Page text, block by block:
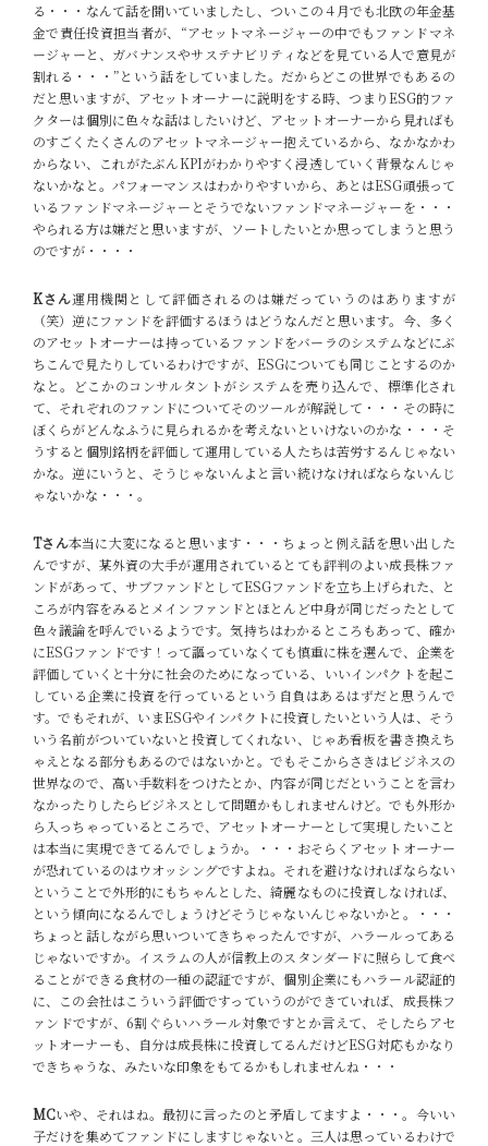
る・・・なんて話を聞いていましたし、ついこの４月でも北欧の年金基
金で責任投資担当者が、“アセットマネージャーの中でもファンドマネ
ージャーと、ガバナンスやサステナビリティなどを見ている人で意見が
割れる・・・”という話をしていました。だからどこの世界でもあるの
だと思いますが、アセットオーナーに説明をする時、つまりESG的ファ
クターは個別に色々な話はしたいけど、アセットオーナーから見ればも
のすごくたくさんのアセットマネージャー抱えているから、なかなかわ
からない、これがたぶんKPIがわかりやすく浸透していく背景なんじゃ
ないかなと。パフォーマンスはわかりやすいから、あとはESG頑張って
いるファンドマネージャーとそうでないファンドマネージャーを・・・
やられる方は嫌だと思いますが、ソートしたいとか思ってしまうと思う
のですが・・・・
Kさん運用機関として評価されるのは嫌だっていうのはありますが
（笑）逆にファンドを評価するほうはどうなんだと思います。今、多く
のアセットオーナーは持っているファンドをバーラのシステムなどにぶ
ちこんで見たりしているわけですが、ESGについても同じことするのか
なと。どこかのコンサルタントがシステムを売り込んで、標準化され
て、それぞれのファンドについてそのツールが解説して・・・その時に
ぼくらがどんなふうに見られるかを考えないといけないのかな・・・そ
うすると個別銘柄を評価して運用している人たちは苦労するんじゃない
かな。逆にいうと、そうじゃないんよと言い続けなければならないんじ
ゃないかな・・・。
Tさん本当に大変になると思います・・・ちょっと例え話を思い出した
んですが、某外資の大手が運用されているとても評判のよい成長株ファ
ンドがあって、サブファンドとしてESGファンドを立ち上げられた、と
ころが内容をみるとメインファンドとほとんど中身が同じだったとして
色々議論を呼んでいるようです。気持ちはわかるところもあって、確か
にESGファンドです！って謳っていなくても慎重に株を選んで、企業を
評価していくと十分に社会のためになっている、いいインパクトを起こ
している企業に投資を行っているという自負はあるはずだと思うんで
す。でもそれが、いまESGやインパクトに投資したいという人は、そう
いう名前がついていないと投資してくれない、じゃあ看板を書き換えち
ゃえとなる部分もあるのではないかと。でもそこからさきはビジネスの
世界なので、高い手数料をつけたとか、内容が同じだということを言わ
なかったりしたらビジネスとして問題かもしれませんけど。でも外形か
ら入っちゃっているところで、アセットオーナーとして実現したいこと
は本当に実現できてるんでしょうか。・・・おそらくアセットオーナー
が恐れているのはウオッシングですよね。それを避けなければならない
ということで外形的にもちゃんとした、綺麗なものに投資しなければ、
という傾向になるんでしょうけどそうじゃないんじゃないかと。・・・
ちょっと話しながら思いついてきちゃったんですが、ハラールってある
じゃないですか。イスラムの人が信教上のスタンダードに照らして食べ
ることができる食材の一種の認証ですが、個別企業にもハラール認証的
に、この会社はこういう評価ですっていうのができていれば、成長株フ
ァンドですが、6割ぐらいハラール対象ですとか言えて、そしたらアセ
ットオーナーも、自分は成長株に投資してるんだけどESG対応もかなり
できちゃうな、みたいな印象をもてるかもしれませんね・・・
MCいや、それはね。最初に言ったのと矛盾してますよ・・・。今いい
子だけを集めてファンドにしますじゃないと。三人は思っているわけで